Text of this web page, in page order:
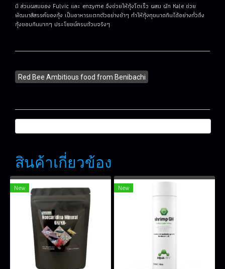
มี ส่วนผสมของ Fulvic และ enzyme จึงช่วยให้กุ้งโตเร็ว ผสม ผัก Kale ช่วย
พัฒนาสีสรรค์ของกุ้ง เป็นอาหารแตกตัวอย่างช้าๆ ทำให้กุ้งทุขนาดกินได้อย่างทั่วถึง
กุ้งชอบกินมากๆ ประโยชน์ครบถ้วนจริงๆ
Red Bee Ambitious food from Benibachi
สินค้าเกี่ยวข้อง
New New